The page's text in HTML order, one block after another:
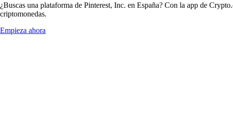
¿Buscas una plataforma de Pinterest, Inc. en España? Con la app de
criptomonedas.
Empieza ahora